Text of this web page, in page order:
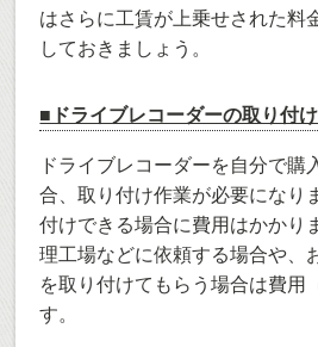
はさらに工賃が上乗せされた料
しておきましょう。
■ドライブレコーダーの取り付
ドライブレコーダーを自分で購
合、取り付け作業が必要になり
付けできる場合に費用はかかり
理工場などに依頼する場合や、
を取り付けてもらう場合は費用
す。